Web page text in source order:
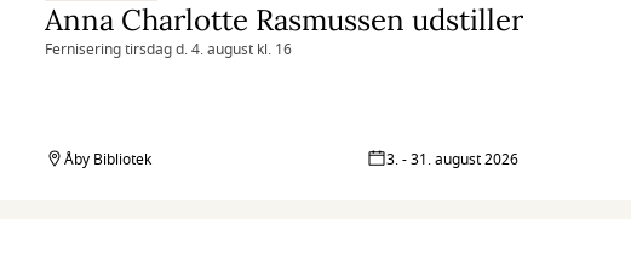
Anna Charlotte Rasmussen udstiller
Fernisering tirsdag d. 4. august kl. 16
Åby Bibliotek 3. - 31. august 2026